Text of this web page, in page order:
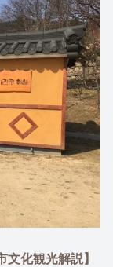
化観光解説】